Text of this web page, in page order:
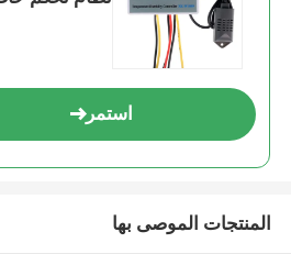
استمر
المنتجات الموصى بها